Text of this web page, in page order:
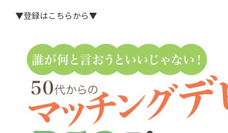
▼登録はこちらから▼